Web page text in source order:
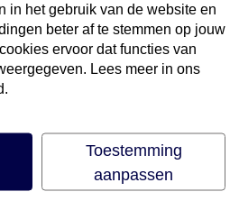
in het gebruik van de website en
beter af te stemmen op jouw
ervoor dat functies van
Lees meer in ons
Toestemming
aanpassen